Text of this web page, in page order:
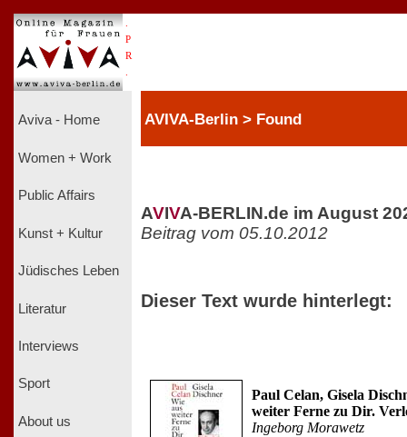
P
R
Aviva - Home
Women + Work
Public Affairs
Kunst + Kultur
Jüdisches Leben
Literatur
Interviews
Sport
About us
AVIVA-Berlin > Found
AVIVA-BERLIN.de im August
Beitrag vom 05.10.2012
Dieser Text wurde hinterlegt:
Paul Celan, Gisela
weiter Ferne zu Dir.
Ingeborg Morawetz